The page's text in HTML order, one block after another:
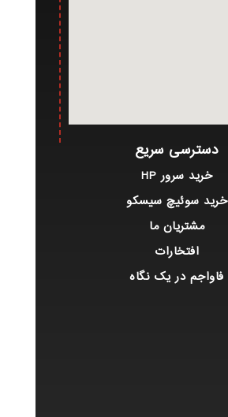
دسترسی سریع
خرید سرور HP
خرید سوئیچ سیسکو
مشتریان ما
افتخارات
فاواجم در یک نگاه